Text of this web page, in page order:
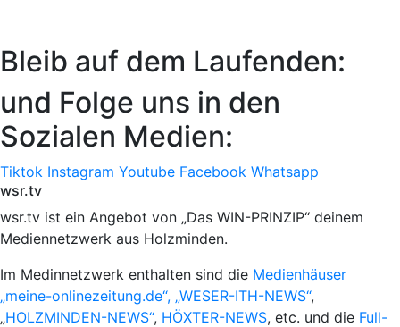
Bleib auf dem Laufenden:
und Folge uns in den
Sozialen Medien:
Tiktok Instagram Youtube Facebook Whatsapp
wsr.tv
wsr.tv ist ein Angebot von „Das WIN-PRINZIP“ deinem
Mediennetzwerk aus Holzminden.
Im Medinnetzwerk enthalten sind die Medienhäuser
„meine-onlinezeitung.de“, „WESER-ITH-NEWS“,
„HOLZMINDEN-NEWS“, HÖXTER-NEWS, etc. und die Full-